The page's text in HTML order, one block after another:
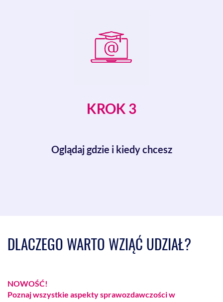
KROK 3
Oglądaj gdzie i kiedy chcesz
DLACZEGO WARTO WZIĄĆ UDZIAŁ?
NOWOŚĆ!
Poznaj wszystkie aspekty sprawozdawczości w